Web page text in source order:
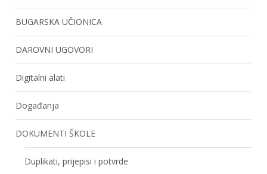
BUGARSKA UČIONICA
DAROVNI UGOVORI
Digitalni alati
Događanja
DOKUMENTI ŠKOLE
Duplikati, prijepisi i potvrde